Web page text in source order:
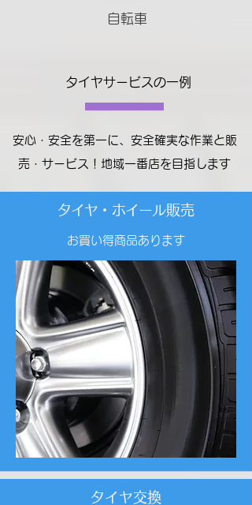
自転車
タイヤサービスの一例
安心・安全を第一に、安全確実な作業と販
売・サービス！地域一番店を目指します
タイヤ・ホイール販売
お買い得商品あります
タイヤ交換